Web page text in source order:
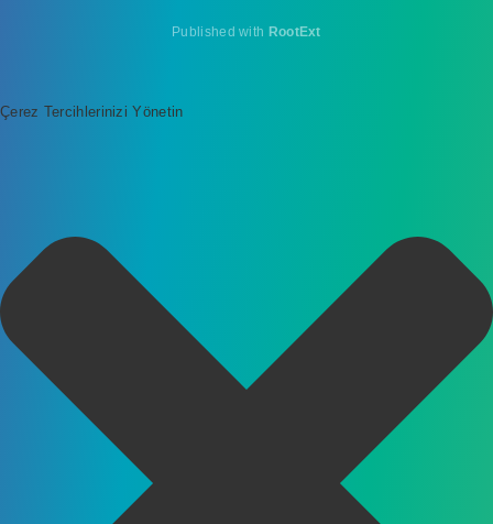
Published with RootExt
Çerez Tercihlerinizi Yönetin